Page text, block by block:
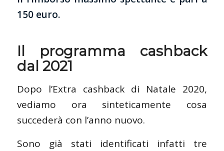
150 euro.
Il programma cashback
dal 2021
Dopo l’Extra cashback di Natale 2020,
vediamo ora sinteticamente cosa
succederà con l’anno nuovo.
Sono già stati identificati infatti tre